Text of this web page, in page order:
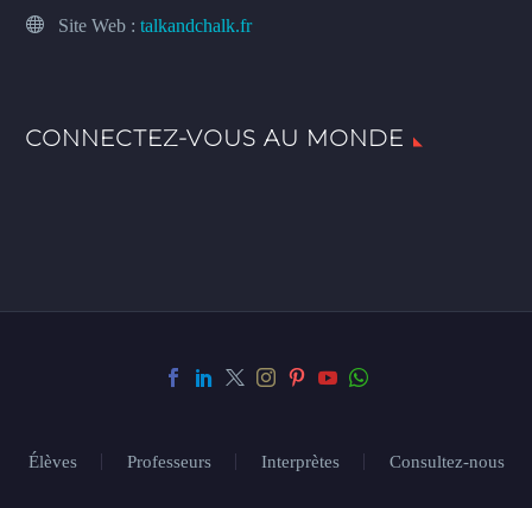
Site Web : talkandchalk.fr
CONNECTEZ-VOUS AU MONDE
Élèves Professeurs Interprètes Consultez-nous